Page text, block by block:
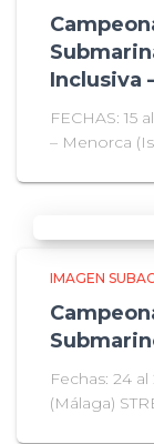
Inclusiva
FECHAS: 15
– Menorca
IMAGEN
Fechas: 24
(Málaga)